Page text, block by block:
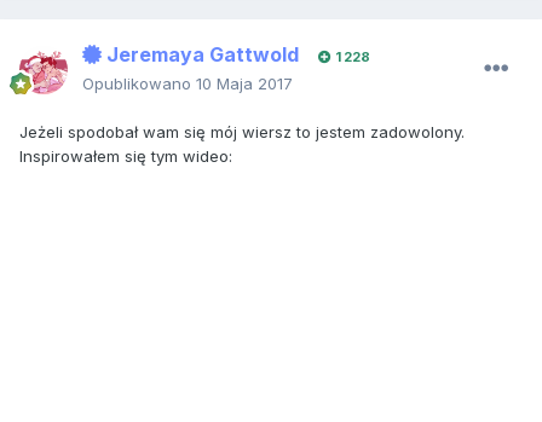
Jeremaya Gattwold 1 228
Opublikowano 10 Maja 2017
Jeżeli spodobał wam się mój wiersz to jestem zadowolony.
Inspirowałem się tym wideo: